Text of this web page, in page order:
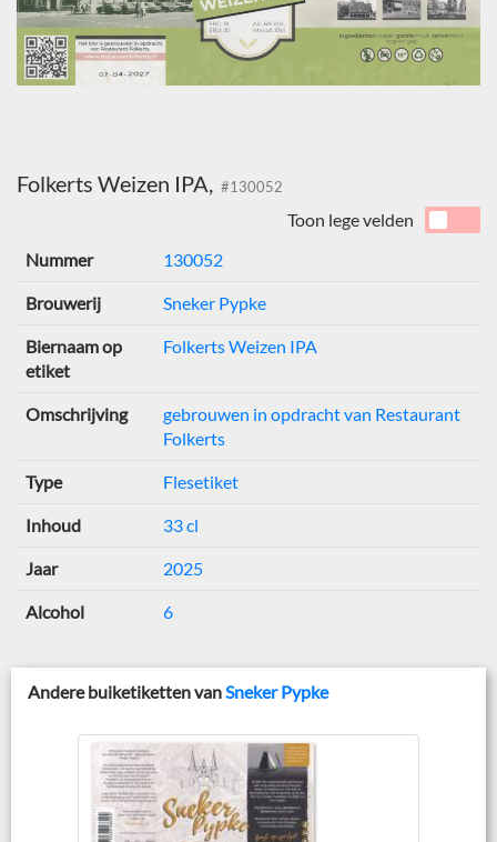
Folkerts Weizen IPA, #130052
Toon lege velden
Nummer
130052
Brouwerij Sneker Pypke
Biernaam op
etiket
Folkerts Weizen IPA
Omschrijving
gebrouwen in opdracht van Restaurant
Folkerts
Type Flesetiket
Inhoud 33 cl
Jaar 2025
Alcohol 6
Andere buiketiketten vanSneker Pypke